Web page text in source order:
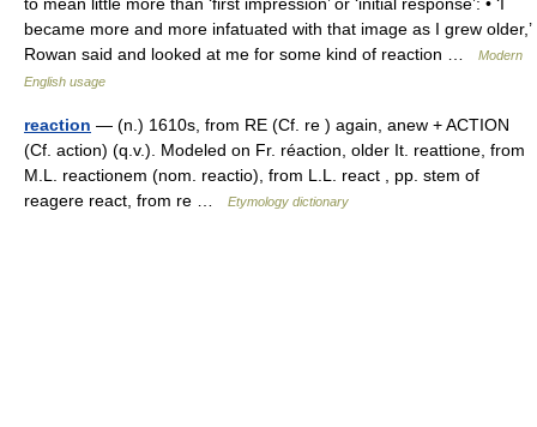
to mean little more than ‘first impression’ or ‘initial response’: • ‘I
became more and more infatuated with that image as I grew older,’
Rowan said and looked at me for some kind of reaction …
Modern
English usage
reaction — (n.) 1610s, from RE (Cf. re ) again, anew + ACTION
(Cf. action) (q.v.). Modeled on Fr. réaction, older It. reattione, from
M.L. reactionem (nom. reactio), from L.L. react , pp. stem of
reagere react, from re …
Etymology dictionary